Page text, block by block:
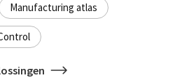
Manufacturing atlas